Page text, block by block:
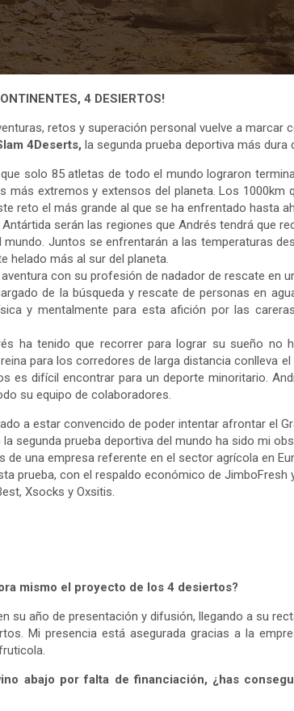
4 DESIERTOS!
retos y superación personal vuelve a
4Deserts, la segunda prueba deportiva más dura
solo 85 atletas de todo el mundo lograron
más extremos y extensos del planeta. Los 1000km
reto el más grande al que se ha enfrentado hasta
Antártida serán las regiones que Andrés tendrá que
Juntos se enfrentarán a las temperaturas
helado más al sur del planeta.
con su profesión de nadador de rescate en
de la búsqueda y rescate de personas en
y mentalmente para esta afición por las
ha tenido que recorrer para lograr su sueño no
para los corredores de larga distancia conlleva
es difícil encontrar para un deporte minoritario.
su equipo de colaboradores.
a estar convencido de poder intentar afrontar el
segunda prueba deportiva del mundo ha sido mi
de una empresa referente en el sector agrícola en
prueba, con el respaldo económico de JimboFresh
Xsocks y Oxsitis.
mismo el proyecto de los 4 desiertos?
su año de presentación y difusión, llegando a su
Mi presencia está asegurada gracias a la
abajo por falta de financiación, ¿has